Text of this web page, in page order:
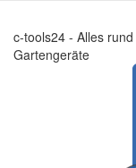
c-tools24 - Alles
Gartengeräte